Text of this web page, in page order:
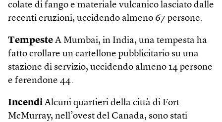
colate di fango e materiale vulcanico lasciato dalle
recenti eruzioni, uccidendo almeno 67 persone.
Tempeste A Mumbai, in India, una tempesta ha
fatto crollare un cartellone pubblicitario su una
stazione di servizio, uccidendo almeno 14 persone
e ferendone 44.
Incendi Alcuni quartieri della città di Fort
McMurray, nell’ovest del Canada, sono stati